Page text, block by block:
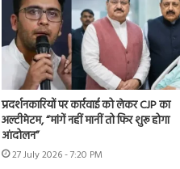
प्रदर्शनकारियों पर कार्रवाई को लेकर CJP का
अल्टीमेटम, “मांगें नहीं मानीं तो फिर शुरू होगा
आंदोलन”
27 July 2026 - 7:20 PM